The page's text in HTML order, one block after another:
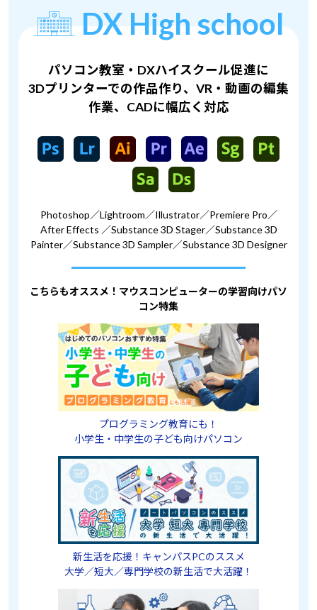
DX High school
パソコン教室・DXハイスクール促進に
3Dプリンターでの作品作り、VR・動画の編集
作業、CADに幅広く対応
Photoshop／Lightroom／Illustrator／Premiere Pro／
After Effects ／Substance 3D Stager／Substance 3D
Painter／Substance 3D Sampler／Substance 3D Designer
こちらもオススメ！マウスコンピューターの学習向けパソ
コン特集
プログラミング教育にも！
小学生・中学生の子ども向けパソコン
新生活を応援！キャンパスPCのススメ
大学／短大／専門学校の新生活で大活躍！